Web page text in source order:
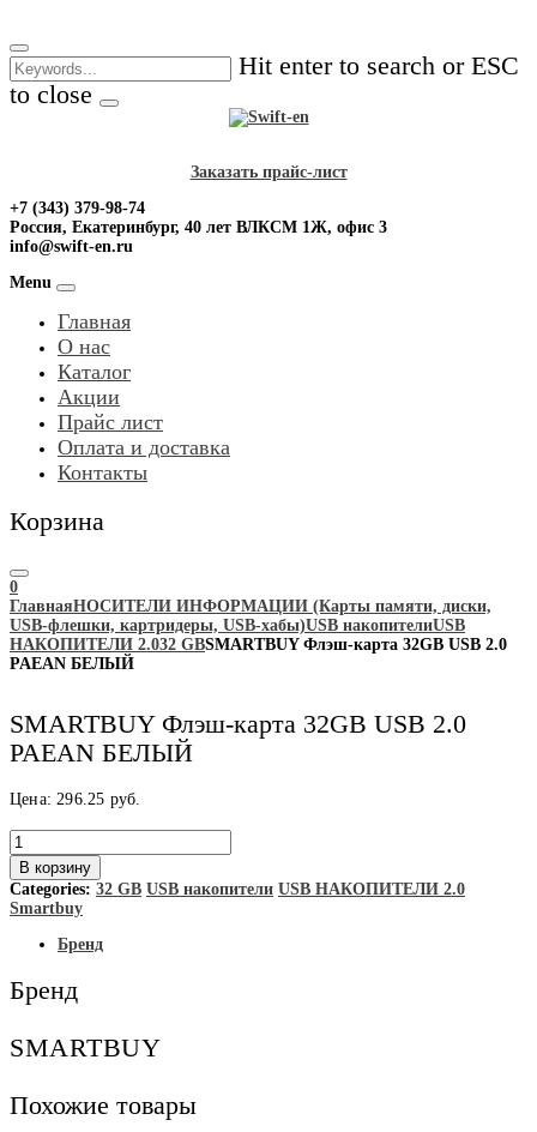
to
content
Hit enter to search or ESC
to close
Заказать прайс-лист
+7 (343) 379-98-74
Россия, Екатеринбург, 40 лет ВЛКСМ 1Ж, офис 3
info@swift-en.ru
Menu
Главная
О нас
Каталог
Акции
Прайс лист
Оплата и доставка
Контакты
Корзина
0
ГлавнаяНОСИТЕЛИ ИНФОРМАЦИИ (Карты памяти, диски,
USB-флешки, картридеры, USB-хабы)USB накопителиUSB
НАКОПИТЕЛИ 2.032 GBSMARTBUY Флэш-карта 32GB USB 2.0
PAEAN БЕЛЫЙ
SMARTBUY Флэш-карта 32GB USB 2.0
PAEAN БЕЛЫЙ
Цена: 296.25 руб.
Количество
товара
SMARTBUY
Флэш-
карта
USB
PAEAN
БЕЛЫЙ
В корзину
Categories: 32 GB USB накопители USB НАКОПИТЕЛИ 2.0
Smartbuy
Бренд
Бренд
SMARTBUY
Похожие товары